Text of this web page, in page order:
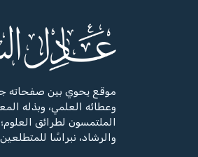
موقع يحوي بين صفحاته
وعطائه العلمي، وبذله
الملتمسون لطرائق
والرشاد، نبراسًا